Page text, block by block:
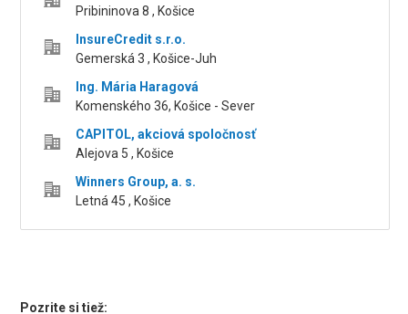
Pribininova 8 , Košice
InsureCredit s.r.o.
Gemerská 3 , Košice-Juh
Ing. Mária Haragová
Komenského 36, Košice - Sever
CAPITOL, akciová spoločnosť
Alejova 5 , Košice
Winners Group, a. s.
Letná 45 , Košice
Pozrite si tiež: